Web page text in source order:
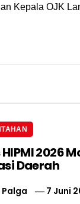
Kepala OJK
2026
Daerah
7 Juni